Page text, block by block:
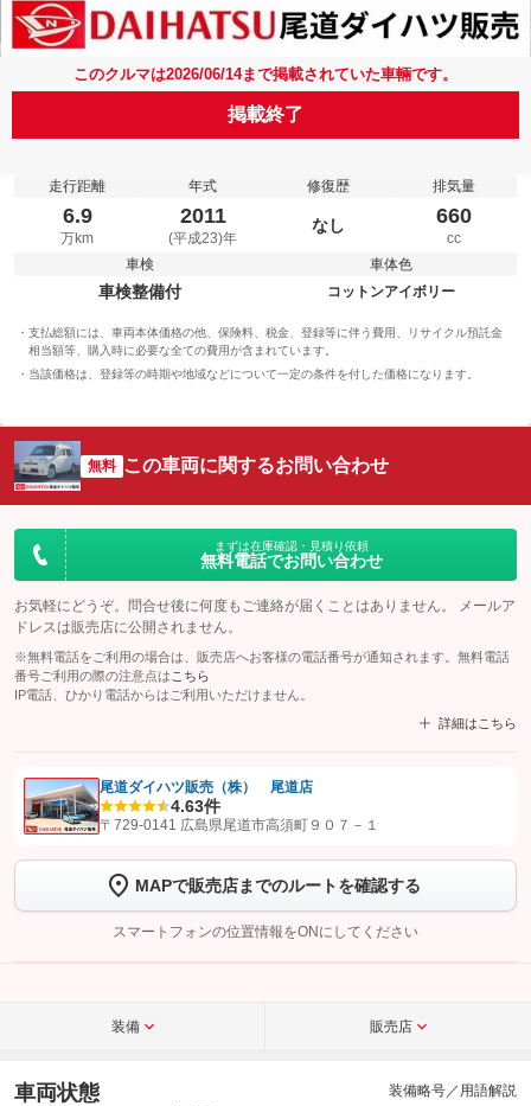
このクルマは2026/06/14まで掲載されていた車輛です。
掲載終了
走行距離
6.9
万km
年式
2011
(平成23)年
修復歴
なし
排気量
660
cc
車検
車検整備付
車体色
コットンアイボリー
支払総額には、車両本体価格の他、保険料、税金、登録等に伴う費用、リサイクル預託金
相当額等、購入時に必要な全ての費用が含まれています。
当該価格は、登録等の時期や地域などについて一定の条件を付した価格になります。
無料 この車両に関するお問い合わせ
まずは在庫確認・見積り依頼
無料電話でお問い合わせ
お気軽にどうぞ。問合せ後に何度もご連絡が届くことはありません。 メールア
ドレスは販売店に公開されません。
※無料電話をご利用の場合は、販売店へお客様の電話番号が通知されます。無料電話
番号ご利用の際の注意点は こちら
IP電話、ひかり電話からはご利用いただけません。
詳細はこちら
【STEP1】認証画面でグーネットを友だち追加してから「許可する」ボタンを押
トーク画面で
ボタンをタップして問い合わせを
完了してください。
こちら
尾道ダイハツ販売（株） 尾道店
4.63件
〒729-0141 広島県尾道市高須町９０７－１
MAPで販売店までのルートを確認する
スマートフォンの位置情報をONにしてください
装備 販売店
車両状態 装備略号／用語解説